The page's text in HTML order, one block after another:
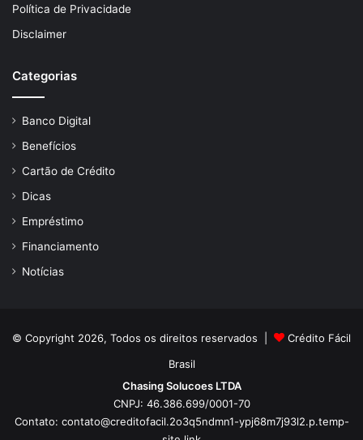
Política de Privacidade
Disclaimer
Categorias
Banco Digital
Benefícios
Cartão de Crédito
Dicas
Empréstimo
Financiamento
Notícias
© Copyright 2026, Todos os direitos reservados |
Crédito Fácil
Brasil
Chasing Solucoes LTDA
CNPJ: 46.386.699/0001-70
Contato: contato@creditofacil.2o3q5ndmn1-ypj68m7j93l2.p.temp-